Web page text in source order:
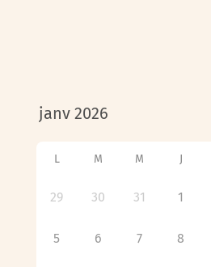
L M M J
29 30 31 1
5 6 7 8